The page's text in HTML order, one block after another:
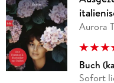
Aurora
Buch
Sofort